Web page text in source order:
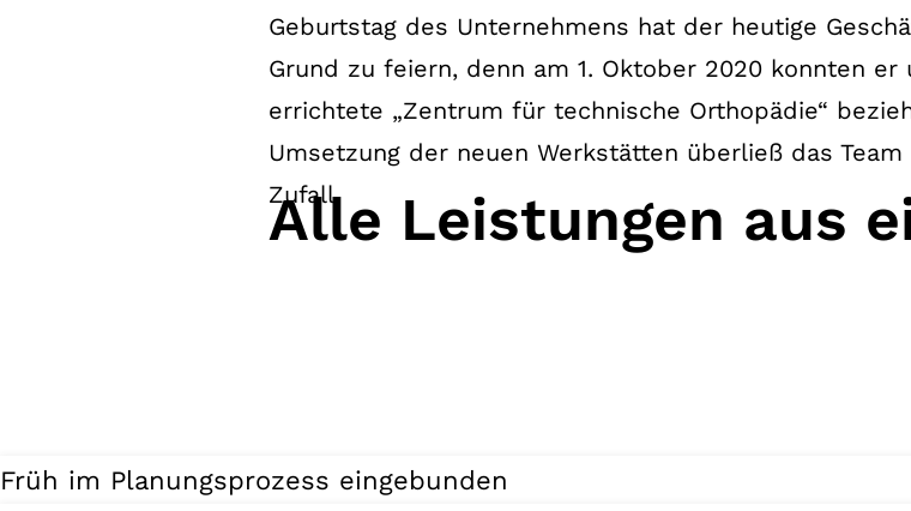
Geburtstag des Unternehmens hat der heutige
Grund zu feiern, denn am 1. Oktober 2020 konnten
errichtete „Zentrum für technische Orthopädie“
Umsetzung der neuen Werkstätten überließ das
Zufall.
Alle Leistungen aus
Früh im Planungsprozess eingebunden